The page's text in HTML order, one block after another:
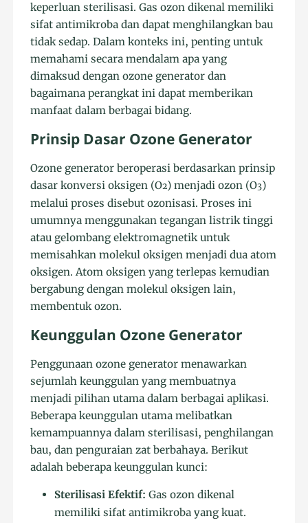
keperluan sterilisasi. Gas ozon dikenal memiliki
sifat antimikroba dan dapat menghilangkan bau
tidak sedap. Dalam konteks ini, penting untuk
memahami secara mendalam apa yang
dimaksud dengan ozone generator dan
bagaimana perangkat ini dapat memberikan
manfaat dalam berbagai bidang.
Prinsip Dasar Ozone Generator
Ozone generator beroperasi berdasarkan prinsip
dasar konversi oksigen (O2) menjadi ozon (O3)
melalui proses disebut ozonisasi. Proses ini
umumnya menggunakan tegangan listrik tinggi
atau gelombang elektromagnetik untuk
memisahkan molekul oksigen menjadi dua atom
oksigen. Atom oksigen yang terlepas kemudian
bergabung dengan molekul oksigen lain,
membentuk ozon.
Keunggulan Ozone Generator
Penggunaan ozone generator menawarkan
sejumlah keunggulan yang membuatnya
menjadi pilihan utama dalam berbagai aplikasi.
Beberapa keunggulan utama melibatkan
kemampuannya dalam sterilisasi, penghilangan
bau, dan penguraian zat berbahaya. Berikut
adalah beberapa keunggulan kunci:
Sterilisasi Efektif: Gas ozon dikenal
memiliki sifat antimikroba yang kuat.